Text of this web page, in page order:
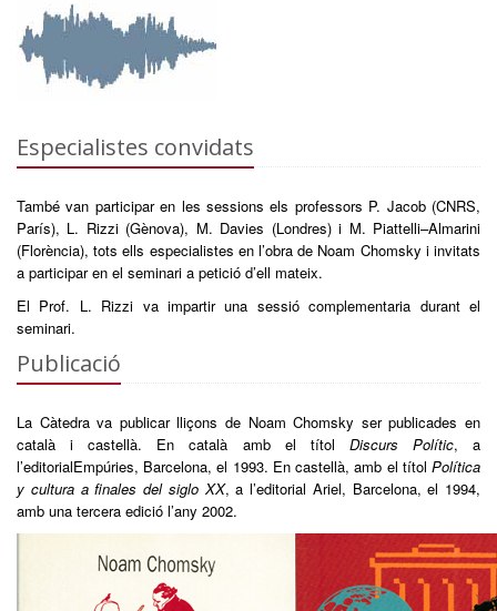
Especialistes convidats
També van participar en les sessions els professors P. Jacob (CNRS,
París), L. Rizzi (Gènova), M. Davies (Londres) i M. Piattelli–Almarini
(Florència), tots ells especialistes en l’obra de Noam Chomsky i invitats
a participar en el seminari a petició d’ell mateix.
El Prof. L. Rizzi va impartir una sessió complementaria durant el
seminari.
Publicació
La Càtedra va publicar lliçons de Noam Chomsky ser publicades en
català i castellà. En català amb el títol Discurs Polític, a
l’editorialEmpúries, Barcelona, el 1993. En castellà, amb el títol Política
y cultura a finales del siglo XX, a l’editorial Ariel, Barcelona, el 1994,
amb una tercera edició l’any 2002.